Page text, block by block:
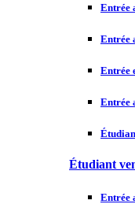
Entrée
Entrée
Entrée
Entrée
Étudiant
Entrée